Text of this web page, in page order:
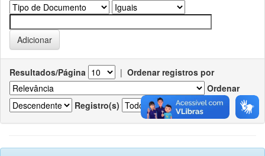
Resultados/Página | Ordenar registros por
Ordenar
Registro(s)